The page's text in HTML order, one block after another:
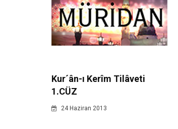
Kur´ân-ı Kerîm Tilâveti
1.CÜZ
24 Haziran 2013